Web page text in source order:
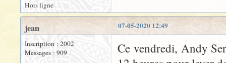
Hors ligne
07-05-2020 12:49
jean
Inscription : 2002
Messages : 909
Ce vendredi, Andy